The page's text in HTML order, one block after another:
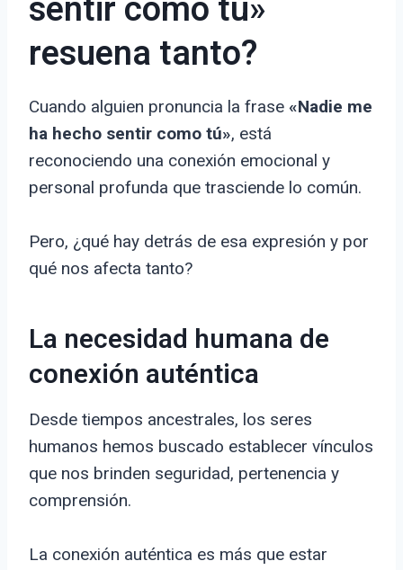
resuena tanto?
Cuando alguien pronuncia la frase «Nadie me
ha hecho sentir como tú», está
reconociendo una conexión emocional y
personal profunda que trasciende lo común.
Pero, ¿qué hay detrás de esa expresión y por
qué nos afecta tanto?
La necesidad humana de
conexión auténtica
Desde tiempos ancestrales, los seres
humanos hemos buscado establecer vínculos
que nos brinden seguridad, pertenencia y
comprensión.
La conexión auténtica es más que estar